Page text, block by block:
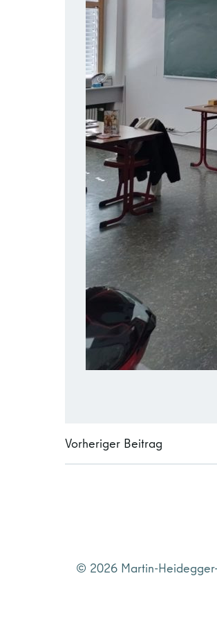
Post
Vorheriger Beitrag
© 2026 Martin-